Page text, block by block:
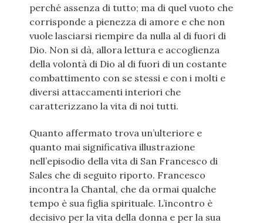
perché assenza di tutto; ma di quel vuoto che
corrisponde a pienezza di amore e che non
vuole lasciarsi riempire da nulla al di fuori di
Dio. Non si dà, allora lettura e accoglienza
della volontà di Dio al di fuori di un costante
combattimento con se stessi e con i molti e
diversi attaccamenti interiori che
caratterizzano la vita di noi tutti.
Quanto affermato trova un’ulteriore e
quanto mai significativa illustrazione
nell’episodio della vita di San Francesco di
Sales che di seguito riporto. Francesco
incontra la Chantal, che da ormai qualche
tempo è sua figlia spirituale. L’incontro è
decisivo per la vita della donna e per la sua